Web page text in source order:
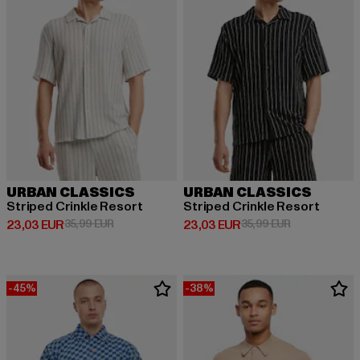
URBAN CLASSICS
Striped Crinkle Resort
23,03 EUR
Derzeitiger Preis: 23,03 EUR
35,99 EURAktionspreis: 35,99 EUR
URBAN CLASSICS
Striped Crinkle Resort
23,03 EUR
Derzeitiger Preis: 23,03 EUR
35,99 EURAktionspreis:
-45% -38%